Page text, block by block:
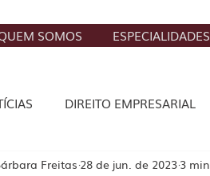
SOMOS ESPECIALIDADES
DIREITO EMPRESARIAL
TRABALHISTA CÍVEL
Freitas28 de jun. de 20233